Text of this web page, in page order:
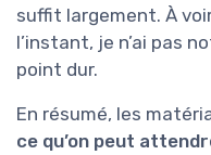
suffit largement. À
l’instant, je n’ai pas
point dur.
En résumé, les
ce qu’on peut